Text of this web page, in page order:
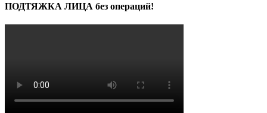
ПОДТЯЖКА ЛИЦА без операций!